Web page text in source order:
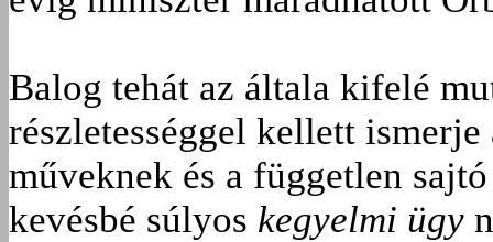
Balog tehát az általa kifelé
részletességgel kellett
műveknek és a független
kevésbé súlyos kegyelmi ügy